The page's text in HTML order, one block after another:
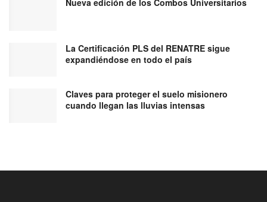
Nueva edición de los Combos Universitarios
La Certificación PLS del RENATRE sigue
expandiéndose en todo el país
Claves para proteger el suelo misionero
cuando llegan las lluvias intensas